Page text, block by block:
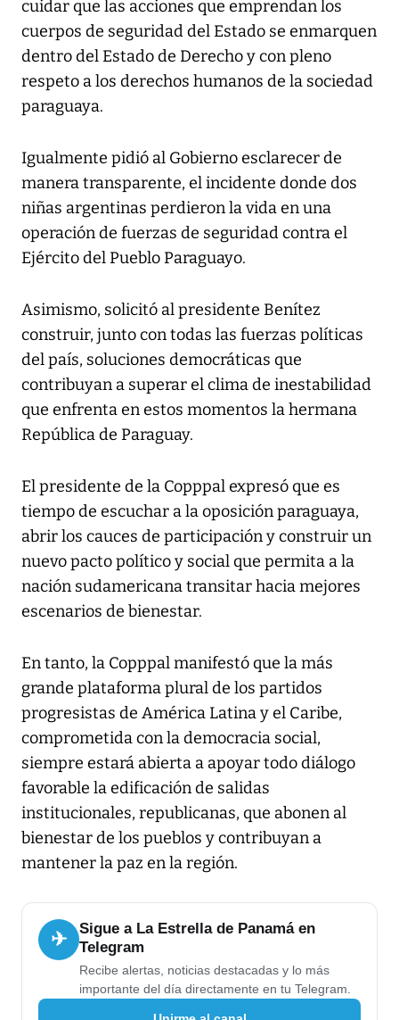
cuidar que las acciones que emprendan los
cuerpos de seguridad del Estado se enmarquen
dentro del Estado de Derecho y con pleno
respeto a los derechos humanos de la sociedad
paraguaya.
Igualmente pidió al Gobierno esclarecer de
manera transparente, el incidente donde dos
niñas argentinas perdieron la vida en una
operación de fuerzas de seguridad contra el
Ejército del Pueblo Paraguayo.
Asimismo, solicitó al presidente Benítez
construir, junto con todas las fuerzas políticas
del país, soluciones democráticas que
contribuyan a superar el clima de inestabilidad
que enfrenta en estos momentos la hermana
República de Paraguay.
El presidente de la Copppal expresó que es
tiempo de escuchar a la oposición paraguaya,
abrir los cauces de participación y construir un
nuevo pacto político y social que permita a la
nación sudamericana transitar hacia mejores
escenarios de bienestar.
En tanto, la Copppal manifestó que la más
grande plataforma plural de los partidos
progresistas de América Latina y el Caribe,
comprometida con la democracia social,
siempre estará abierta a apoyar todo diálogo
favorable la edificación de salidas
institucionales, republicanas, que abonen al
bienestar de los pueblos y contribuyan a
mantener la paz en la región.
✈
Sigue a La Estrella de Panamá en
Telegram
Recibe alertas, noticias destacadas y lo más
importante del día directamente en tu Telegram.